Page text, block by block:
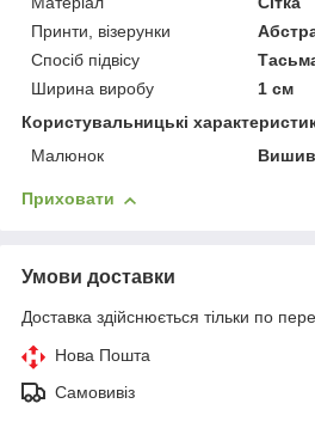
Принти, візерунки
Спосіб підвісу
Ширина виробу
1 см
Користувальницькі
Малюнок
Приховати
Умови доставки
Доставка здійснюється тільки по
Нова Пошта
Самовивіз